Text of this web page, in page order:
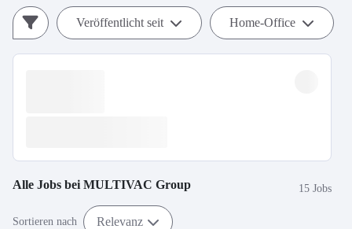
Veröffentlicht seit Home-Office
Alle Jobs bei MULTIVAC Group 15 Jobs
Sortieren nach Relevanz